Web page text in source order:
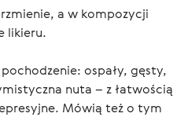
a w kompozycji
likieru.
ospały, gęsty,
nuta – z łatwością
Mówią też o tym